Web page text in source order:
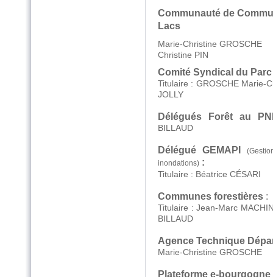
Communauté de
Lacs
Marie-Christine GROSCHE
Christine PIN
Comité Syndical du
Titulaire : GROSCHE
JOLLY
Délégués Forêt au
BILLAUD
Délégué GEMAPI
inondations) :
Titulaire : Béatrice
Communes forestières :
Titulaire : Jean-
BILLAUD
Agence Technique
Marie-Christine GROSCHE
Plateforme e-